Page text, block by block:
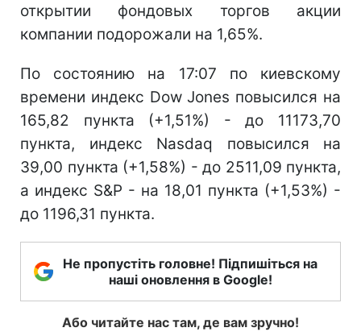
открытии фондовых торгов акции
компании подорожали на 1,65%.
По состоянию на 17:07 по киевскому
времени индекс Dow Jones повысился на
165,82 пункта (+1,51%) - до 11173,70
пункта, индекс Nasdaq повысился на
39,00 пункта (+1,58%) - до 2511,09 пункта,
а индекс S&P - на 18,01 пункта (+1,53%) -
до 1196,31 пункта.
Не пропустіть головне! Підпишіться на
наші оновлення в Google!
Або читайте нас там, де вам зручно!